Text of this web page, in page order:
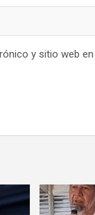
y sitio web